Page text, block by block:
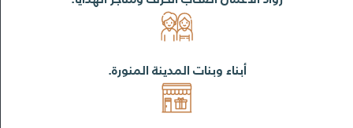
أبناء وبنات المدينة المنورة.